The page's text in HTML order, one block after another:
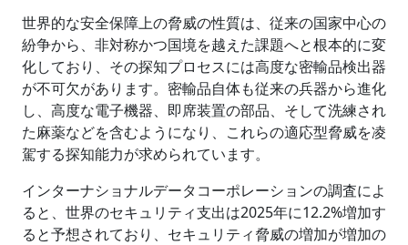
世界的な安全保障上の脅威の性質は、従来の国家中心の
紛争から、非対称かつ国境を越えた課題へと根本的に変
化しており、その探知プロセスには高度な密輸品検出器
が不可欠があります。密輸品自体も従来の兵器から進化
し、高度な電子機器、即席装置の部品、そして洗練され
た麻薬などを含むようになり、これらの適応型脅威を凌
駕する探知能力が求められています。
インターナショナルデータコーポレーションの調査によ
ると、世界のセキュリティ支出は2025年に12.2%増加す
ると予想されており、セキュリティ脅威の増加が増加の